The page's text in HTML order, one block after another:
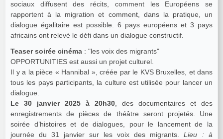
sociaux diffusent des récits, comment les Européens se
rapportent à la migration et comment, dans la pratique, un
dialogue égalitaire est possible. 6 pays européens et 3 pays
africains ont relevé le défi dans un dialogue constructif.
Teaser soirée cinéma : "les voix des migrants"
OPPORTUNITIES est aussi un projet culturel.
Il y a la pièce « Hannibal », créée par le KVS Bruxelles, et dans
tous les pays participants, la culture est utilisée pour lancer un
dialogue.
Le 30 janvier 2025 à 20h30 , des documentaires et des
enregistrements de pièces de théâtre seront projetés. Une
soirée d’histoires et de dialogues, pour le lancement de la
journée du 31 janvier sur les voix des migrants. Lieu : à